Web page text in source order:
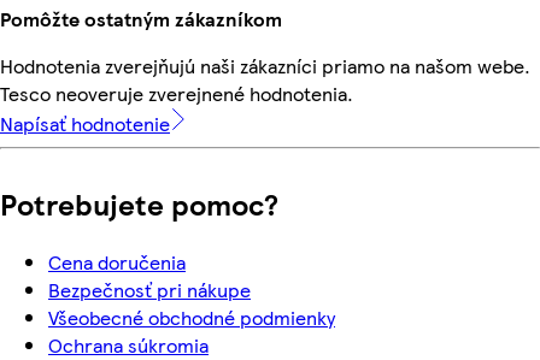
Pomôžte ostatným zákazníkom
Hodnotenia zverejňujú naši zákazníci priamo na našom webe.
Tesco neoveruje zverejnené hodnotenia.
Napísať hodnotenie
Potrebujete pomoc?
Cena doručenia
Bezpečnosť pri nákupe
Všeobecné obchodné podmienky
Ochrana súkromia